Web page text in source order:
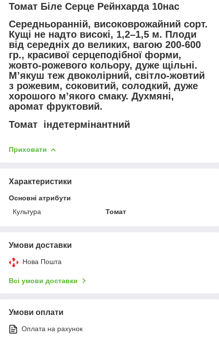
Томат Біле Серце Рейнхарда 10нас
Середньоранній, високоврожайний сорт.
Кущі не надто високі, 1,2–1,5 м. Плоди
від середніх до великих, вагою 200-600
гр., красивої серцеподібної форми,
жовто-рожевого кольору, дуже щільні.
М’якуш теж двоколірний, світло-жовтий
з рожевим, соковитий, солодкий, дуже
хорошого м’якого смаку. Духмяні,
аромат фруктовий.
Томат індетермінантний
Приховати
Характеристики
Основні атрибути
Культура
Томат
Умови доставки
Нова Пошта
Всі умови доставки
Умови оплати
Оплата на рахунок